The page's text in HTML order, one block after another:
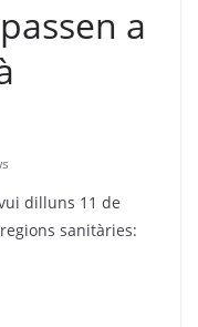
a
dilluns 11 de
sanitàries: